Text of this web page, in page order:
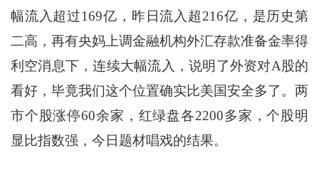
幅流入超过169亿，昨日流入超216亿，是历史第
二高，再有央妈上调金融机构外汇存款准备金率得
利空消息下，连续大幅流入，说明了外资对A股的
看好，毕竟我们这个位置确实比美国安全多了。两
市个股涨停60余家，红绿盘各2200多家，个股明
显比指数强，今日题材唱戏的结果。